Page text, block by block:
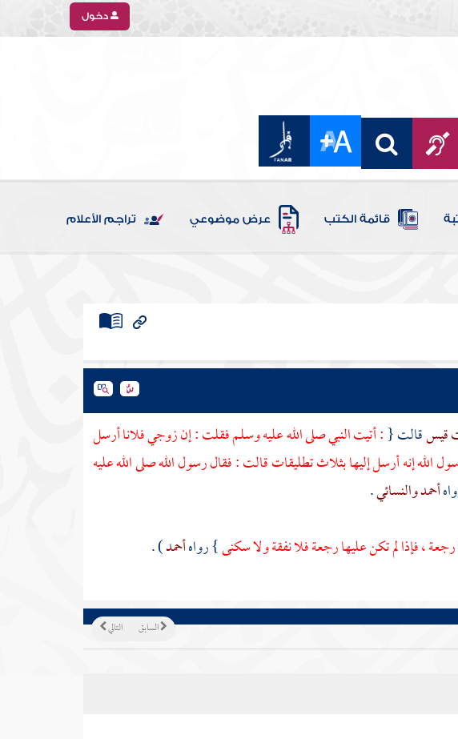
دخول
قائمة الكتب عرض موضوعي تراجم الأعلام
قيسقالت {: أتيت النبي صلى الله عليه وسلم فقلت : إن زوجي فلانا أرسل
الله إنه أرسل إليها بثلاث تطليقات قالت : فقال رسول الله صلى الله عليه
أحمدوالنسائي.
، فإذا لم تكن عليها رجعة فلا نفقة ولا سكنى} رواهأحمد) .
التالي السابق